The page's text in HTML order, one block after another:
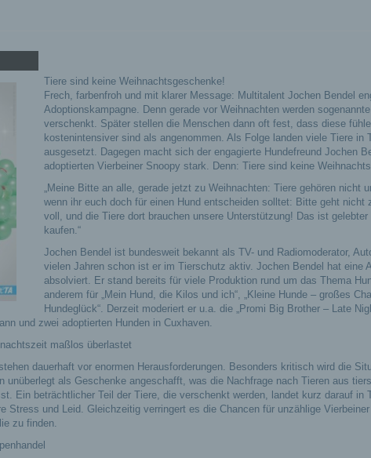
Tiere sind keine Weihnachtsgeschenke!
Frech, farbenfroh und mit klarer Message: Multitalent Jochen Bendel
Adoptionskampagne. Denn gerade vor Weihnachten werden
verschenkt. Später stellen die Menschen dann oft fest, dass diese
kostenintensiver sind als angenommen. Als Folge landen viele Tiere in
ausgesetzt. Dagegen macht sich der engagierte Hundefreund Jochen
adoptierten Vierbeiner Snoopy stark. Denn: Tiere sind keine
„Meine Bitte an alle, gerade jetzt zu Weihnachten: Tiere gehören nicht
wenn ihr euch doch für einen Hund entscheiden solltet: Bitte geht nicht
voll, und die Tiere dort brauchen unsere Unterstützung! Das ist
kaufen.“
Jochen Bendel ist bundesweit bekannt als TV- und Radiomoderator,
vielen Jahren schon ist er im Tierschutz aktiv. Jochen Bendel hat eine
absolviert. Er stand bereits für viele Produktion rund um das Thema
anderem für „Mein Hund, die Kilos und ich“, „Kleine Hunde – großes
Hundeglück“. Derzeit moderiert er u.a. die „Promi Big Brother – Late
und zwei adoptierten Hunden in Cuxhaven.
maßlos überlastet
dauerhaft vor enormen Herausforderungen. Besonders kritisch wird die
unüberlegt als Geschenke angeschafft, was die Nachfrage nach Tieren aus
Ein beträchtlicher Teil der Tiere, die verschenkt werden, landet kurz darauf in
Stress und Leid. Gleichzeitig verringert es die Chancen für unzählige
zu finden.